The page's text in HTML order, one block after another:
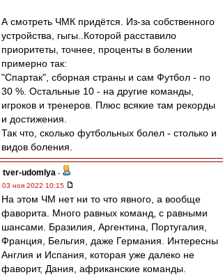
А смотреть ЧМК придётся. Из-за собственного
устройства, гыгы..Которой расставило
приоритеты, точнее, проценты в болении
примерно так:
"Спартак", сборная страны и сам Футбол - по
30 %. Остальные 10 - на другие команды,
игроков и тренеров. Плюс всякие там рекорды
и достижения.
Так что, сколько футбольных болел - столько и
видов боления.
tver-udomlya -
03 ноя 2022 10:15
На этом ЧМ нет ни то что явного, а вообще
фаворита. Много равных команд, с равными
шансами. Бразилия, Аргентина, Португалия,
Франция, Бельгия, даже Германия. Интересны
Англия и Испания, которая уже далеко не
фаворит, Дания, африканские команды.